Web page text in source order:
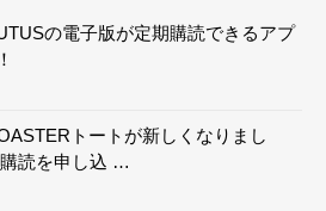
の電子版が定期購読できるアプ
トートが新しくなりまし
読を申し込 …